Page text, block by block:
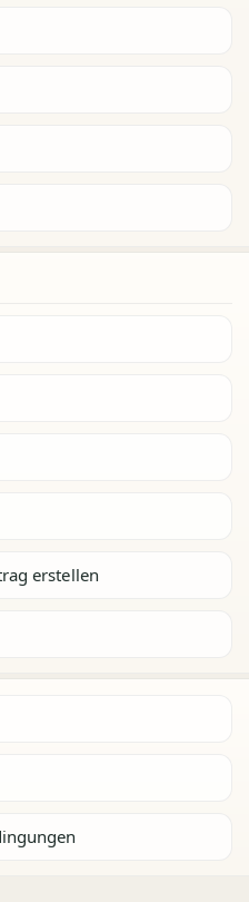
erstellen